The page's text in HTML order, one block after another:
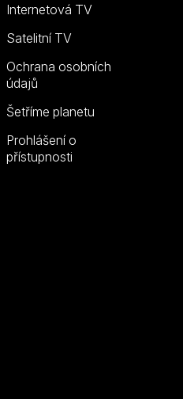
Internetová TV
Satelitní TV
Ochrana osobních
údajů
Šetříme planetu
Prohlášení o
přístupnosti